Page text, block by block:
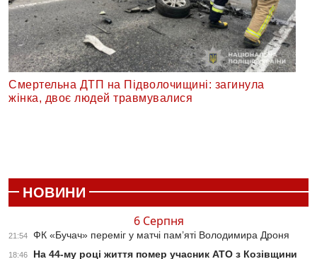
Смертельна ДТП на Підволочищині: загинула
жінка, двоє людей травмувалися
НОВИНИ
6 Серпня
21:54 ФК «Бучач» переміг у матчі пам’яті Володимира Дроня
18:46 На 44-му році життя помер учасник АТО з Козівщини